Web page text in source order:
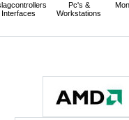
Interfaces
Pc's &
Workstations